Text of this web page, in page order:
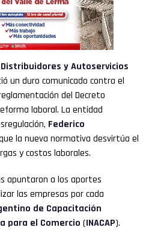
y Autoservicios
un duro comunicado contra el
del Decreto
laboral. La entidad
Federico
la nueva normativa desvirtúa el
y costos laborales.
apuntaron a los aportes
las empresas por cada
de Capacitación
para el Comercio (INACAP).